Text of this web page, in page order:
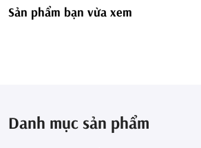
Sản phẩm bạn vừa xem
Danh mục sản phẩm